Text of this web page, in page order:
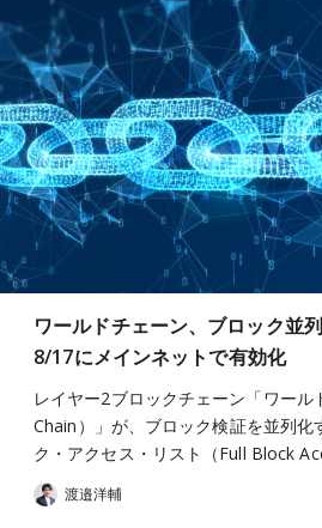
ワールドチェーン、ブロック並
8/17にメインネットで有効化
レイヤー2ブロックチェーン「ワール
Chain）」が、ブロック検証を並列化
ク・アクセス・リスト（Full Block
渡邉洋輔